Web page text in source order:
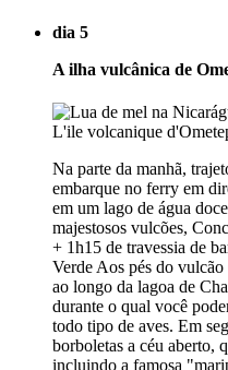
dia 5
A ilha vulcânica de
Na parte da manhã,
embarque no ferry em
em um lago de água
majestosos vulcões,
+ 1h15 de travessia de
Verde Aos pés do
ao longo da lagoa de
durante o qual você
todo tipo de aves. Em
borboletas a céu aberto,
incluindo a famosa